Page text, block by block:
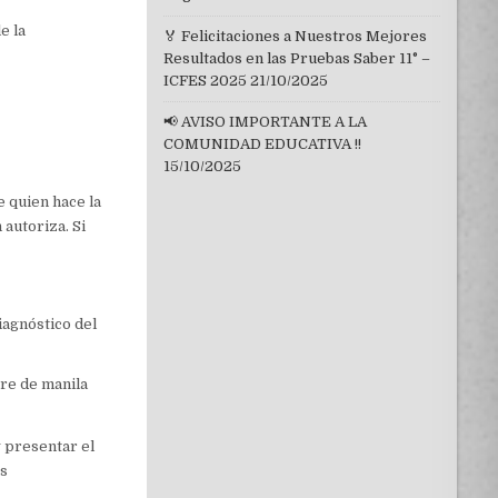
la
quien hace la
autoriza. Si
del
de manila
presentar el
🏅 Felicitaciones a Nuestros Mejores
Resultados en las Pruebas Saber 11° –
ICFES 2025 21/10/2025
📢 AVISO IMPORTANTE A LA
COMUNIDAD EDUCATIVA !!
15/10/2025